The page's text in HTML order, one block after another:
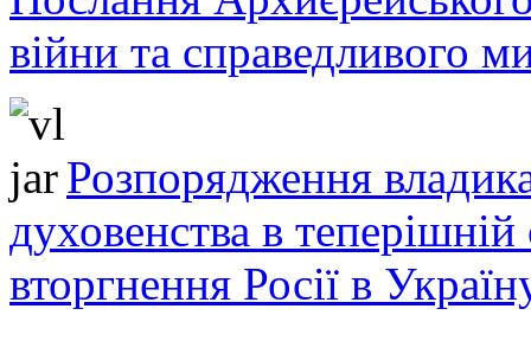
війни та справедливого
Розпорядження
духовенства в теперішній
вторгнення Росії в